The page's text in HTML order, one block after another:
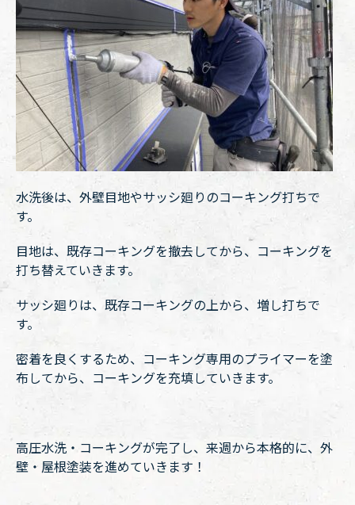
水洗後は、外壁目地やサッシ廻りのコーキング打ちで
す。
目地は、既存コーキングを撤去してから、コーキングを
打ち替えていきます。
サッシ廻りは、既存コーキングの上から、増し打ちで
す。
密着を良くするため、コーキング専用のプライマーを塗
布してから、コーキングを充填していきます。
高圧水洗・コーキングが完了し、来週から本格的に、外
壁・屋根塗装を進めていきます！